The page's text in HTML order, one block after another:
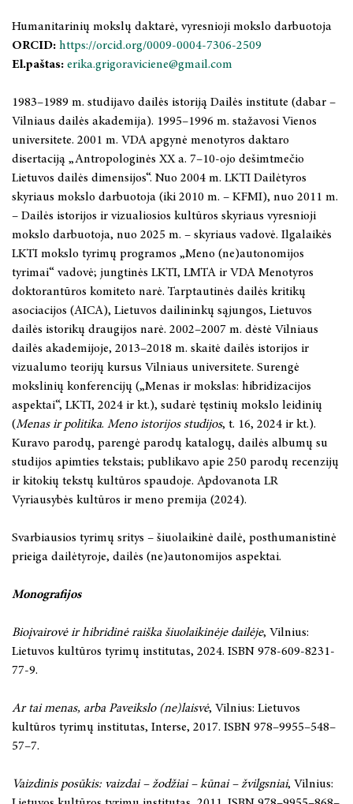
Humanitarinių mokslų daktarė, vyresnioji mokslo darbuotoja
ORCID: https://orcid.org/0009-0004-7306-2509
El.paštas: erika.grigoraviciene@gmail.com
1983–1989 m. studijavo dailės istoriją Dailės institute (dabar –
Vilniaus dailės akademija). 1995–1996 m. stažavosi Vienos
universitete. 2001 m. VDA apgynė menotyros daktaro
disertaciją „Antropologinės XX a. 7–10-ojo dešimtmečio
Lietuvos dailės dimensijos“. Nuo 2004 m. LKTI Dailėtyros
skyriaus mokslo darbuotoja (iki 2010 m. – KFMI), nuo 2011 m.
– Dailės istorijos ir vizualiosios kultūros skyriaus vyresnioji
mokslo darbuotoja, nuo 2025 m. – skyriaus vadovė. Ilgalaikės
LKTI mokslo tyrimų programos „Meno (ne)autonomijos
tyrimai“ vadovė; jungtinės LKTI, LMTA ir VDA Menotyros
doktorantūros komiteto narė. Tarptautinės dailės kritikų
asociacijos (AICA), Lietuvos dailininkų sąjungos, Lietuvos
dailės istorikų draugijos narė. 2002–2007 m. dėstė Vilniaus
dailės akademijoje, 2013–2018 m. skaitė dailės istorijos ir
vizualumo teorijų kursus Vilniaus universitete. Surengė
mokslinių konferencijų („Menas ir mokslas: hibridizacijos
aspektai“, LKTI, 2024 ir kt.), sudarė tęstinių mokslo leidinių
(Menas ir politika. Meno istorijos studijos, t. 16, 2024 ir kt.).
Kuravo parodų, parengė parodų katalogų, dailės albumų su
studijos apimties tekstais; publikavo apie 250 parodų recenzijų
ir kitokių tekstų kultūros spaudoje. Apdovanota LR
Vyriausybės kultūros ir meno premija (2024).
Svarbiausios tyrimų sritys – šiuolaikinė dailė, posthumanistinė
prieiga dailėtyroje, dailės (ne)autonomijos aspektai.
Monografijos
Bioįvairovė ir hibridinė raiška šiuolaikinėje dailėje, Vilnius:
Lietuvos kultūros tyrimų institutas, 2024. ISBN 978-609-8231-
77-9.
Ar tai menas, arba Paveikslo (ne)laisvė, Vilnius: Lietuvos
kultūros tyrimų institutas, Interse, 2017. ISBN 978–9955–548–
57–7.
Vaizdinis posūkis: vaizdai – žodžiai – kūnai – žvilgsniai, Vilnius: